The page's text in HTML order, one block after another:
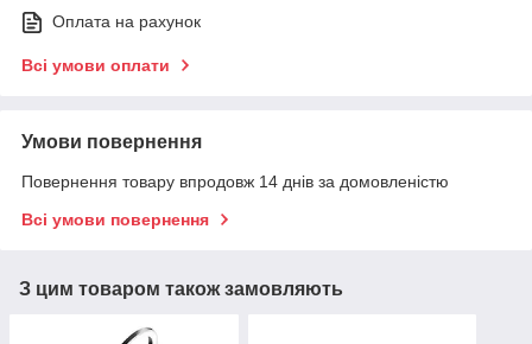
Оплата на рахунок
Всі умови оплати
Умови повернення
Повернення товару впродовж 14 днів за домовленістю
Всі умови повернення
З цим товаром також замовляють